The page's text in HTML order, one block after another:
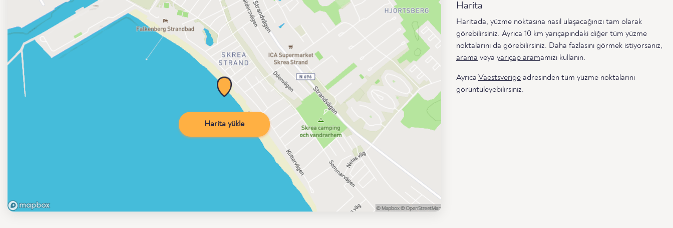
Harita yükle
Harita
Haritada, yüzme noktasına nasıl ulaşacağınızı tam olarak
görebilirsiniz. Ayrıca 10 km yarıçapındaki diğer tüm yüzme
noktalarını da görebilirsiniz. Daha fazlasını görmek istiyorsanız,
arama veya yarıçap aramamızı kullanın.
Ayrıca Vaestsverige adresinden tüm yüzme noktalarını
görüntüleyebilirsiniz.